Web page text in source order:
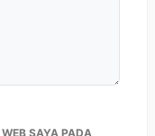
SAYA PADA